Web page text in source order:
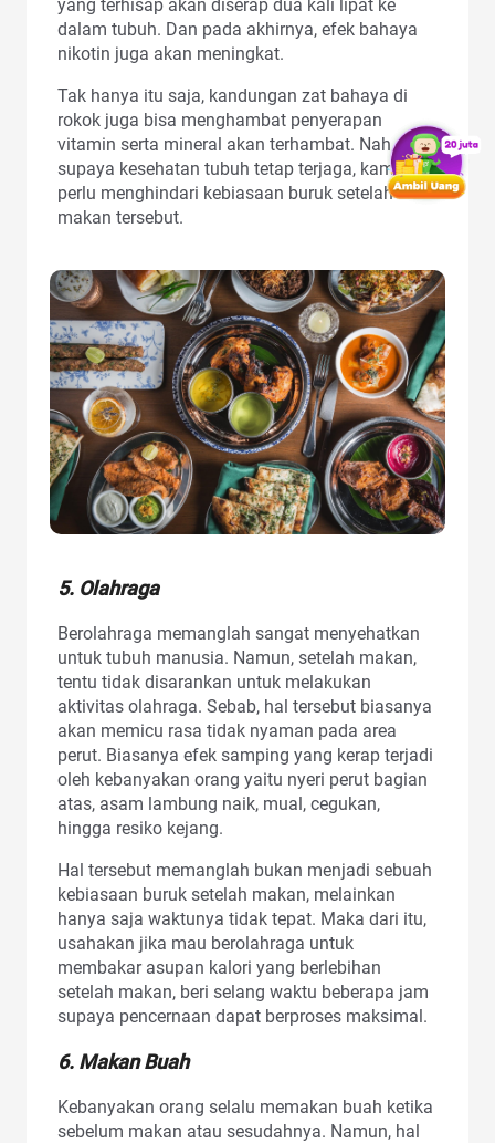
yang terhisap akan diserap dua kali lipat ke
dalam tubuh. Dan pada akhirnya, efek bahaya
nikotin juga akan meningkat.
Tak hanya itu saja, kandungan zat bahaya di
rokok juga bisa menghambat penyerapan
vitamin serta mineral akan terhambat. Nah,
supaya kesehatan tubuh tetap terjaga, kamu
perlu menghindari kebiasaan buruk setelah
makan tersebut.
5. Olahraga
Berolahraga memanglah sangat menyehatkan
untuk tubuh manusia. Namun, setelah makan,
tentu tidak disarankan untuk melakukan
aktivitas olahraga. Sebab, hal tersebut biasanya
akan memicu rasa tidak nyaman pada area
perut. Biasanya efek samping yang kerap terjadi
oleh kebanyakan orang yaitu nyeri perut bagian
atas, asam lambung naik, mual, cegukan,
hingga resiko kejang.
Hal tersebut memanglah bukan menjadi sebuah
kebiasaan buruk setelah makan, melainkan
hanya saja waktunya tidak tepat. Maka dari itu,
usahakan jika mau berolahraga untuk
membakar asupan kalori yang berlebihan
setelah makan, beri selang waktu beberapa jam
supaya pencernaan dapat berproses maksimal.
6. Makan Buah
Kebanyakan orang selalu memakan buah ketika
sebelum makan atau sesudahnya. Namun, hal